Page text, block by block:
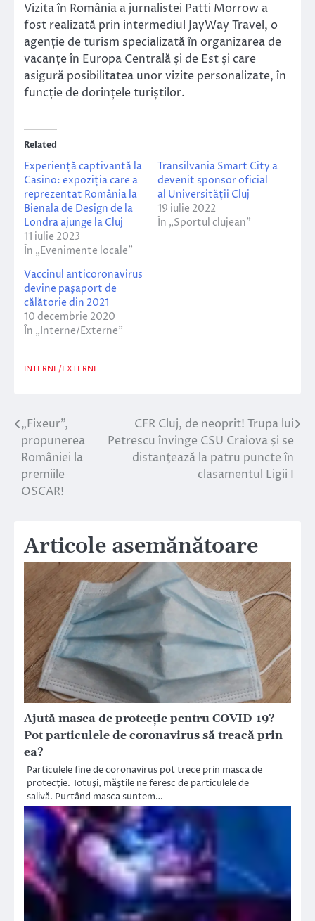
Vizita în România a jurnalistei Patti Morrow a
fost realizată prin intermediul JayWay Travel, o
agenție de turism specializată în organizarea de
vacanțe în Europa Centrală și de Est și care
asigură posibilitatea unor vizite personalizate, în
funcție de dorințele turiștilor.
Related
Experiență captivantă la
Casino: expoziția care a
reprezentat România la
Bienala de Design de la
Londra ajunge la Cluj
11 iulie 2023
În „Evenimente locale”
Transilvania Smart City a
devenit sponsor oficial
al Universității Cluj
19 iulie 2022
În „Sportul clujean”
Vaccinul anticoronavirus
devine paşaport de
călătorie din 2021
10 decembrie 2020
În „Interne/Externe”
INTERNE/EXTERNE
Navigare
în
articole
„Fixeur”,
propunerea
României la
premiile
OSCAR!
CFR Cluj, de neoprit! Trupa lui
Petrescu învinge CSU Craiova şi se
distanţează la patru puncte în
clasamentul Ligii I
Articole asemănătoare
Ajută masca de protecție pentru COVID-19?
Pot particulele de coronavirus să treacă prin
ea?
Particulele fine de coronavirus pot trece prin masca de
protecţie. Totuşi, măştile ne feresc de particulele de
salivă. Purtând masca suntem…